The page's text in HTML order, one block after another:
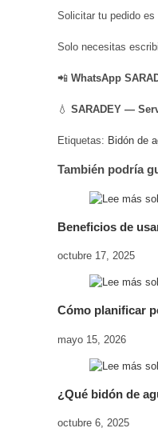
Solicitar tu pedido es
Solo necesitas
📲 WhatsApp
💧 SARADEY —
Etiquetas: Bidón de
También podría
Beneficios de
octubre 17, 2025
Cómo planificar
mayo 15, 2026
¿Qué bidón de
octubre 6, 2025